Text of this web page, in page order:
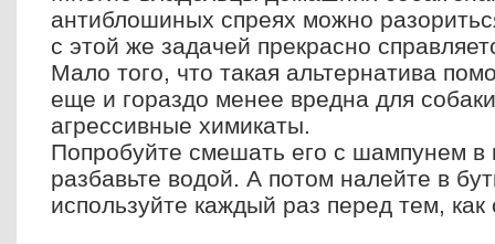
антиблошиных спреях можно
с этой же задачей прекрасно
Мало того, что такая альтернатива
еще и гораздо менее вредна для
агрессивные химикаты.
Попробуйте смешать его с шампунем в
разбавьте водой. А потом налейте в
используйте каждый раз перед тем, как